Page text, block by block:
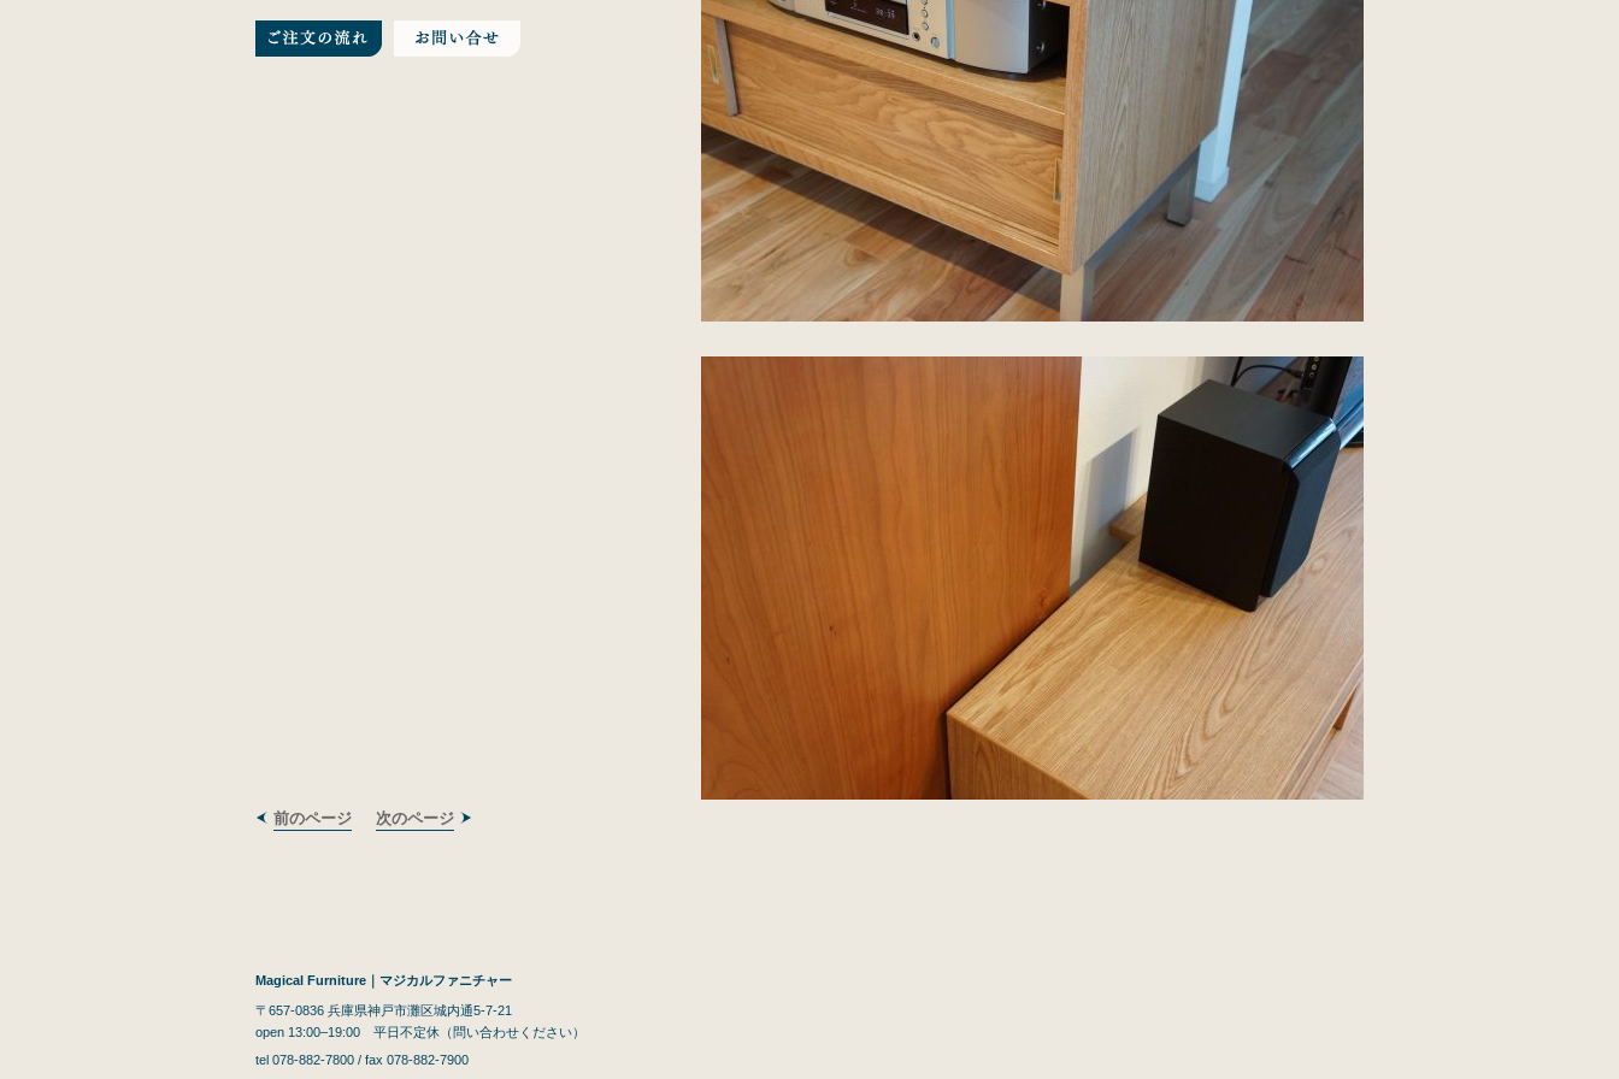
前のページ 次のページ
Magical Furniture｜マジカルファニチャー
〒657-0836 兵庫県神戸市灘区城内通5-7-21
open 13:00–19:00 平日不定休（問い合わせください）
tel 078-882-7800 / fax 078-882-7900